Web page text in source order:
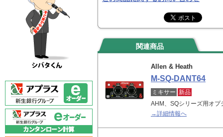
関連商品
Allen & Heath
M-SQ-DANT64
ミキサー 新品
AHM、SQシリーズ用オプ
→詳細情報へ